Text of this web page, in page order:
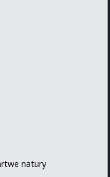
natury